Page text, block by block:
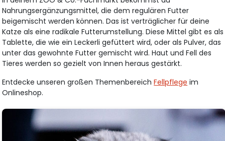
Nahrungsergänzungsmittel, die dem regulären Futter
beigemischt werden können. Das ist verträglicher für deine
Katze als eine radikale Futterumstellung. Diese Mittel gibt es als
Tablette, die wie ein Leckerli gefüttert wird, oder als Pulver, das
unter das gewohnte Futter gemischt wird. Haut und Fell des
Tieres werden so gezielt von Innen heraus gestärkt.
Entdecke unseren großen ThemenbereichFellpflege im
Onlineshop.